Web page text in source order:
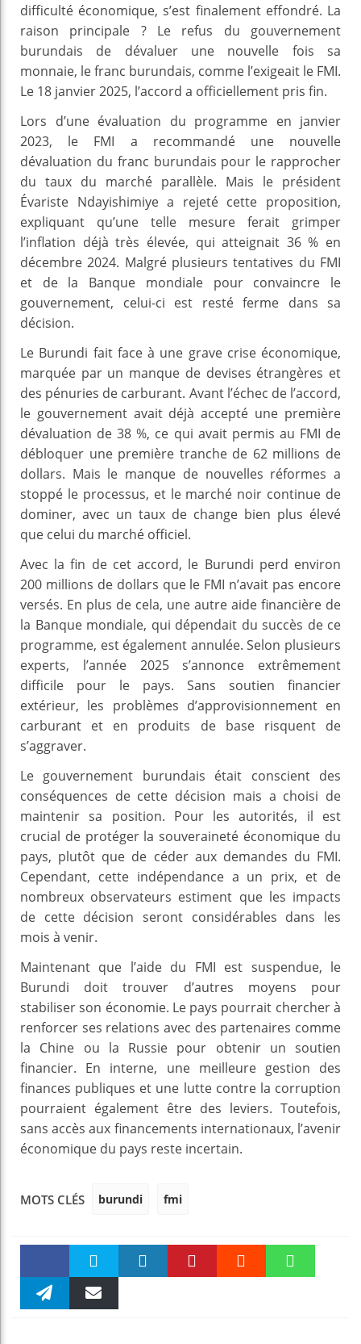
difficulté économique, s’est finalement effondré. La
raison principale ? Le refus du gouvernement
burundais de dévaluer une nouvelle fois sa
monnaie, le franc burundais, comme l’exigeait le FMI.
Le 18 janvier 2025, l’accord a officiellement pris fin.
Lors d’une évaluation du programme en janvier
2023, le FMI a recommandé une nouvelle
dévaluation du franc burundais pour le rapprocher
du taux du marché parallèle. Mais le président
Évariste Ndayishimiye a rejeté cette proposition,
expliquant qu’une telle mesure ferait grimper
l’inflation déjà très élevée, qui atteignait 36 % en
décembre 2024. Malgré plusieurs tentatives du FMI
et de la Banque mondiale pour convaincre le
gouvernement, celui-ci est resté ferme dans sa
décision.
Le Burundi fait face à une grave crise économique,
marquée par un manque de devises étrangères et
des pénuries de carburant. Avant l’échec de l’accord,
le gouvernement avait déjà accepté une première
dévaluation de 38 %, ce qui avait permis au FMI de
débloquer une première tranche de 62 millions de
dollars. Mais le manque de nouvelles réformes a
stoppé le processus, et le marché noir continue de
dominer, avec un taux de change bien plus élevé
que celui du marché officiel.
Avec la fin de cet accord, le Burundi perd environ
200 millions de dollars que le FMI n’avait pas encore
versés. En plus de cela, une autre aide financière de
la Banque mondiale, qui dépendait du succès de ce
programme, est également annulée. Selon plusieurs
experts, l’année 2025 s’annonce extrêmement
difficile pour le pays. Sans soutien financier
extérieur, les problèmes d’approvisionnement en
carburant et en produits de base risquent de
s’aggraver.
Le gouvernement burundais était conscient des
conséquences de cette décision mais a choisi de
maintenir sa position. Pour les autorités, il est
crucial de protéger la souveraineté économique du
pays, plutôt que de céder aux demandes du FMI.
Cependant, cette indépendance a un prix, et de
nombreux observateurs estiment que les impacts
de cette décision seront considérables dans les
mois à venir.
Maintenant que l’aide du FMI est suspendue, le
Burundi doit trouver d’autres moyens pour
stabiliser son économie. Le pays pourrait chercher à
renforcer ses relations avec des partenaires comme
la Chine ou la Russie pour obtenir un soutien
financier. En interne, une meilleure gestion des
finances publiques et une lutte contre la corruption
pourraient également être des leviers. Toutefois,
sans accès aux financements internationaux, l’avenir
économique du pays reste incertain.
MOTS CLÉS burundi fmi
Faceboo Twitter